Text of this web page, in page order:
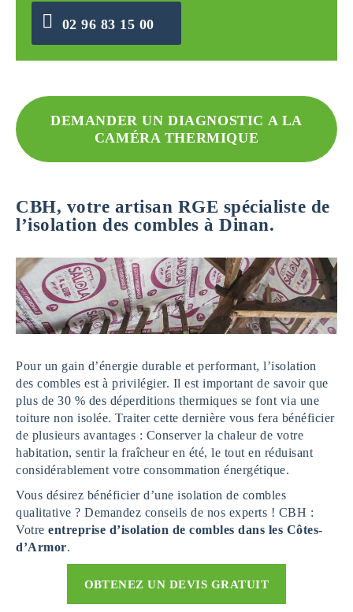
02 96 83 15 00
DEMANDER UN DIAGNOSTIC A LA
CAMÉRA THERMIQUE
CBH, votre artisan RGE spécialiste de
l’isolation des combles à Dinan.
Pour un gain d’énergie durable et performant, l’isolation
des combles est à privilégier. Il est important de savoir que
plus de 30 % des déperditions thermiques se font via une
toiture non isolée. Traiter cette dernière vous fera bénéficier
de plusieurs avantages : Conserver la chaleur de votre
habitation, sentir la fraîcheur en été, le tout en réduisant
considérablement votre consommation énergétique.
Vous désirez bénéficier d’une isolation de combles
qualitative ? Demandez conseils de nos experts ! CBH :
Votre entreprise d’isolation de combles dans les Côtes-
d’Armor.
OBTENEZ UN DEVIS GRATUIT